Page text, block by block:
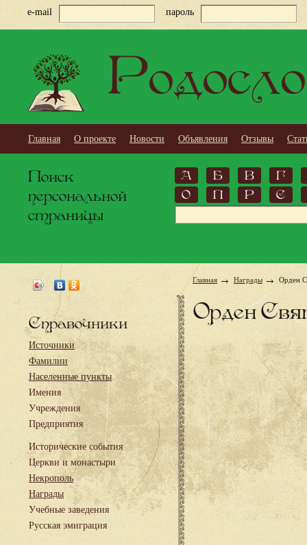
e-mail пароль
Главная О проекте Новости Объявления Отзывы
Поиск
персональной
страницы
А Б В
Г
О
П Р С
Справочники
Источники
Фамилии
Населенные пункты
Имения
Учреждения
Предприятия
Исторические события
Церкви и монастыри
Некрополь
Награды
Учебные заведения
Русская эмиграция
Главная Награды Орден
Орден